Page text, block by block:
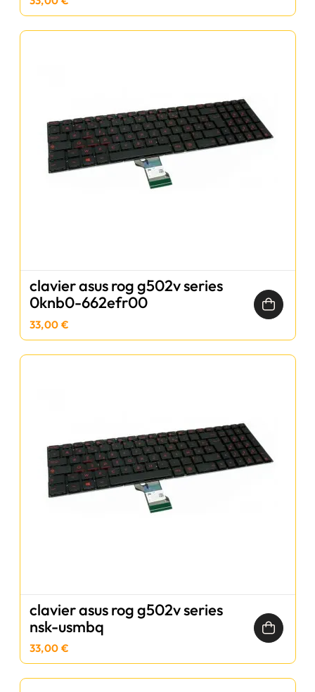
clavier asus rog g502v series
0knb0-662efr00
33,00 €
clavier asus rog g502v series
nsk-usmbq
33,00 €